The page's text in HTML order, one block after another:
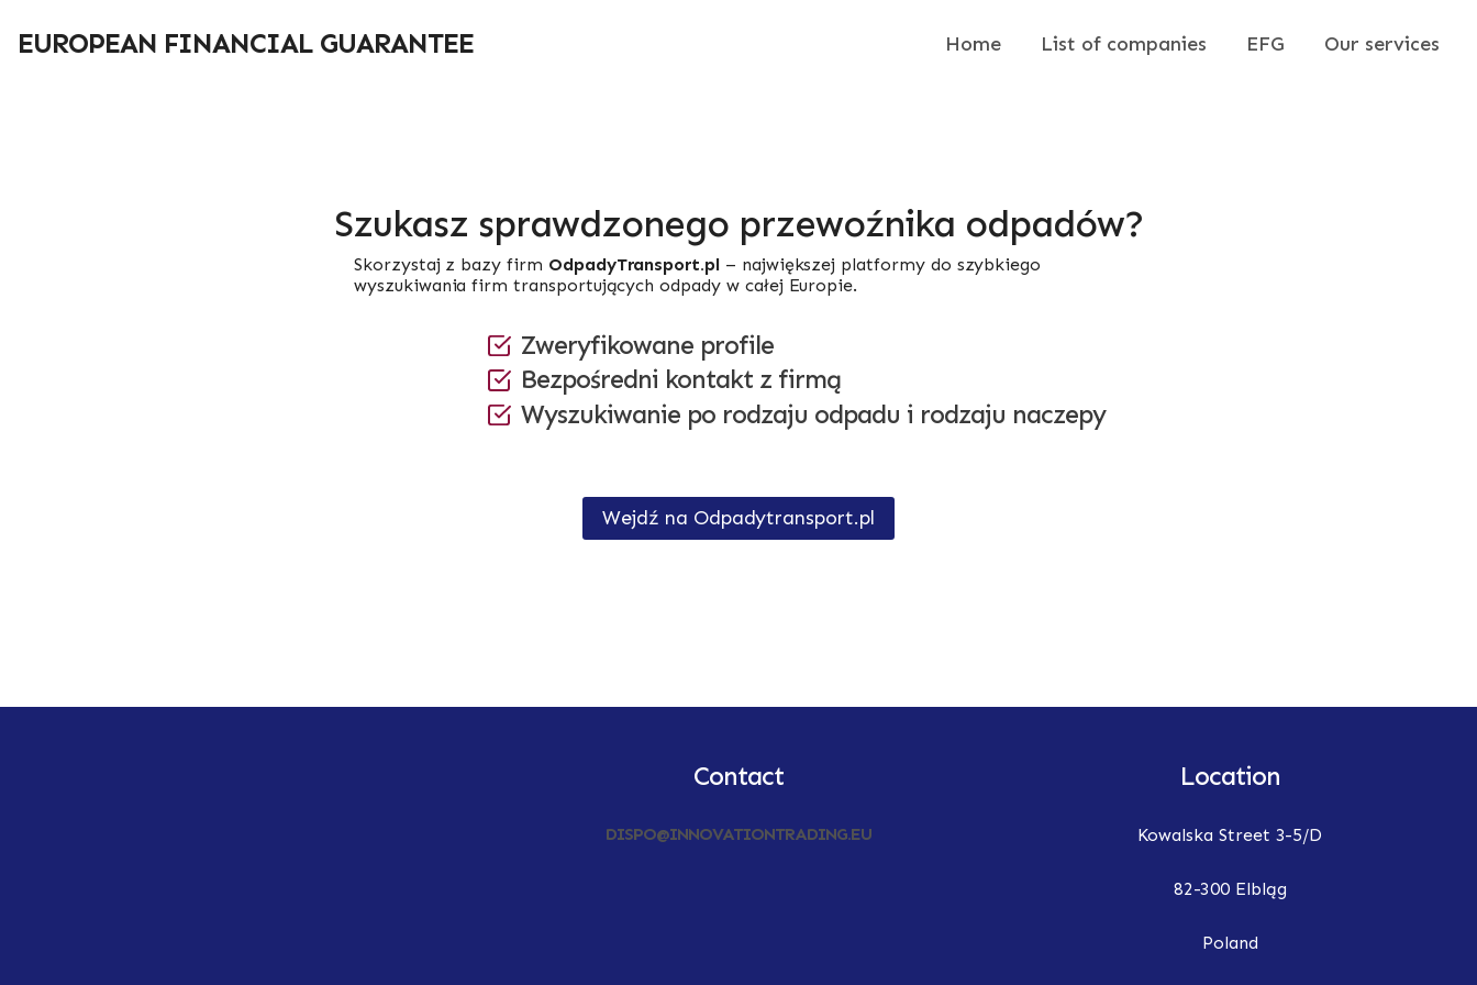
treści
EUROPEAN FINANCIAL GUARANTEE Home List of companies EFG Our services
Szukasz sprawdzonego przewoźnika odpadów?
Skorzystaj z bazy firm OdpadyTransport.pl– największej platformy do szybkiego
wyszukiwania firm transportujących odpady w całej Europie.
Zweryfikowane profile
Bezpośredni kontakt z firmą
Wyszukiwanie po rodzaju odpadu i rodzaju naczepy
Wejdź na Odpadytransport.pl
Contact
DISPO@INNOVATIONTRADING.EU
Location
Kowalska Street 3-5/D
82-300 Elbląg
Poland